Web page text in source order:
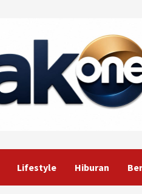
Lifestyle Hiburan